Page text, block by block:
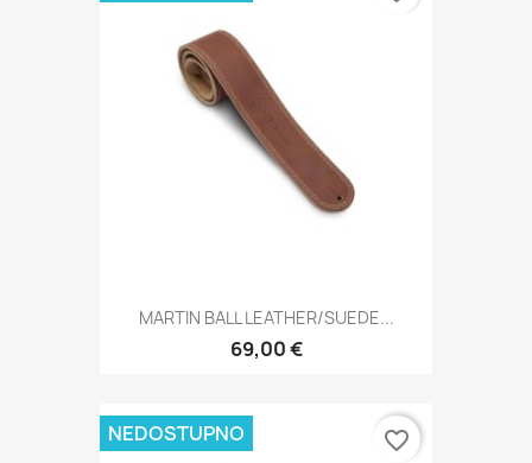
MARTIN BALL LEATHER/SUEDE...
69,00 €
NEDOSTUPNO favorite_border